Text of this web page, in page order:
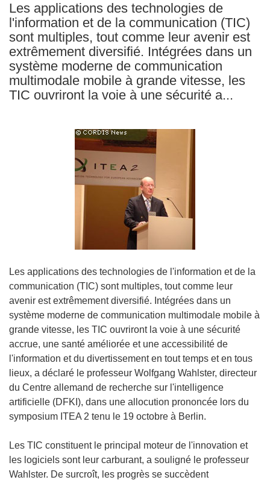
Les applications des technologies de
l'information et de la communication (TIC)
sont multiples, tout comme leur avenir est
extrêmement diversifié. Intégrées dans un
système moderne de communication
multimodale mobile à grande vitesse, les
TIC ouvriront la voie à une sécurité a...
Les applications des technologies de l'information et de la
communication (TIC) sont multiples, tout comme leur
avenir est extrêmement diversifié. Intégrées dans un
système moderne de communication multimodale mobile à
grande vitesse, les TIC ouvriront la voie à une sécurité
accrue, une santé améliorée et une accessibilité de
l'information et du divertissement en tout temps et en tous
lieux, a déclaré le professeur Wolfgang Wahlster, directeur
du Centre allemand de recherche sur l'intelligence
artificielle (DFKI), dans une allocution prononcée lors du
symposium ITEA 2 tenu le 19 octobre à Berlin.
Les TIC constituent le principal moteur de l'innovation et
les logiciels sont leur carburant, a souligné le professeur
Wahlster. De surcroît, les progrès se succèdent